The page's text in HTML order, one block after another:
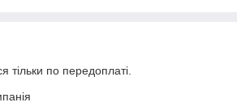
тільки по передоплаті.